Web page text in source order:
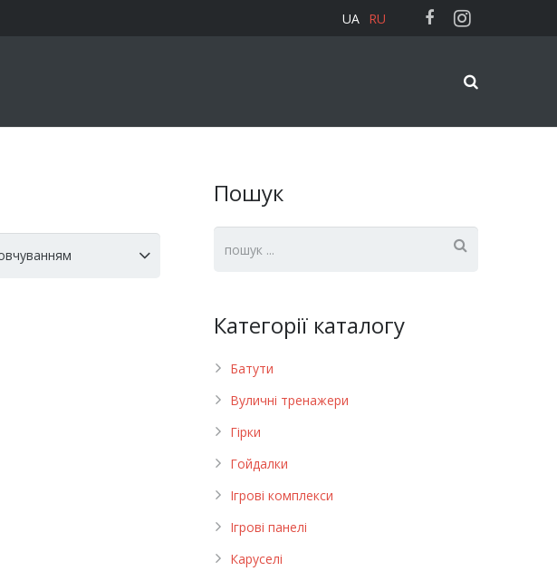
UA RU
Пошук
Категорії каталогу
Батути
Вуличні тренажери
Гірки
Гойдалки
Ігрові комплекси
Ігрові панелі
Каруселі